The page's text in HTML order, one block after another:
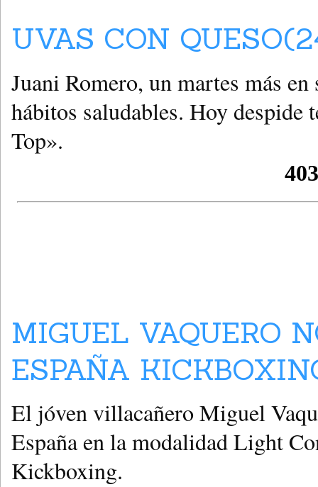
UVAS CON
Juani Romero, un martes más
hábitos saludables. Hoy despide
Top».
MIGUEL VAQUERO
ESPAÑA
El jóven villacañero Miguel
España en la modalidad Light
Kickboxing.